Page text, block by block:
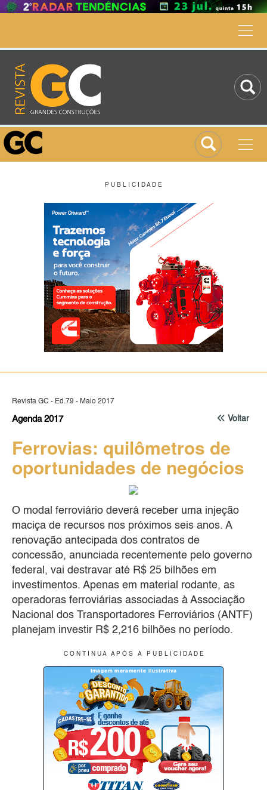
P U B L I C I D A D E
Revista GC - Ed.79 - Maio 2017
Voltar
Agenda 2017
Ferrovias: quilômetros de
oportunidades de negócios
O modal ferroviário deverá receber uma injeção
maciça de recursos nos próximos seis anos. A
renovação antecipada dos contratos de
concessão, anunciada recentemente pelo governo
federal, vai destravar até R$ 25 bilhões em
investimentos. Apenas em material rodante, as
operadoras ferroviárias associadas à Associação
Nacional dos Transportadores Ferroviários (ANTF)
planejam investir R$ 2,216 bilhões no período.
C O N T I N U A A P Ó S A P U B L I C I D A D E